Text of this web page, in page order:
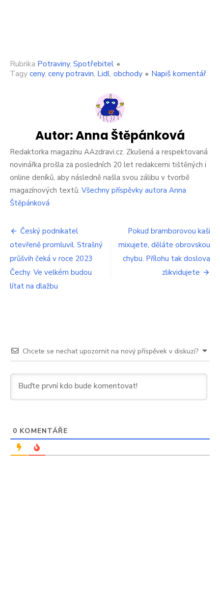
Rubrika Potraviny, Spotřebitel •
Tagyceny, ceny potravin, Lidl, obchody • Napiš komentářon
se
tak
Autor:Anna Štěpánková
Redaktorka magazínu AAzdravi.cz. Zkušená a respektovaná
novinářka prošla za posledních 20 let redakcemi tištěných i
online deníků, aby následně našla svou zálibu v tvorbě
magazínových textů. Všechny příspěvky autora Anna
Štěpánková
Navigace
pro
příspěvek
Český podnikatel
otevřeně promluvil. Strašný
průšvih čeká v roce 2023
Čechy. Ve velkém budou
lítat na dlažbu
Pokud bramborovou kaši
mixujete, děláte obrovskou
chybu. Přílohu tak doslova
zlikvidujete
Chcete se nechat upozornit na nový příspěvek v diskuzi?
0 KOMENTÁŘE